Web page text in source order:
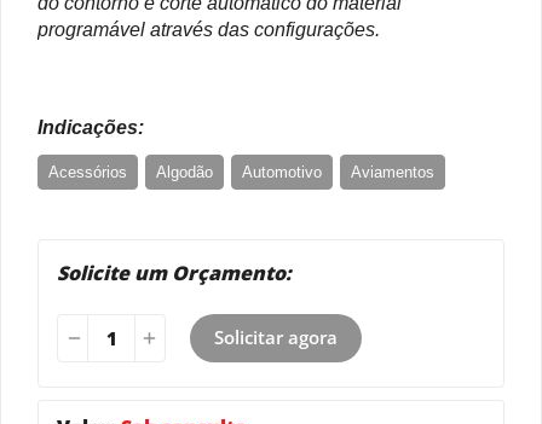
programável através das configurações.
Indicações:
Acessórios Algodão Automotivo Aviamentos
Solicite um Orçamento:
Solicitar agora